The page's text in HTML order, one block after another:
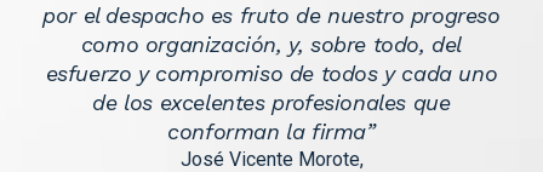
por el despacho es fruto de nuestro progreso
como organización, y, sobre todo, del
esfuerzo y compromiso de todos y cada uno
de los excelentes profesionales que
conforman la firma”
José Vicente Morote,